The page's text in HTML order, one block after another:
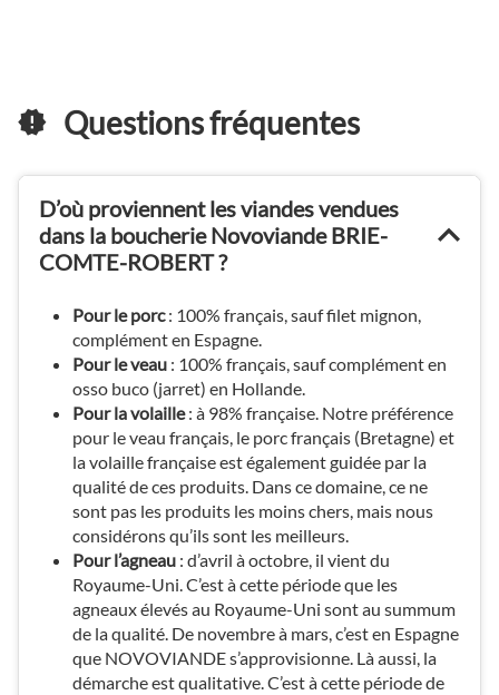
Questions fréquentes
D’où proviennent les viandes vendues
dans la boucherie Novoviande BRIE-
COMTE-ROBERT ?
Pour le porc: 100% français, sauf filet mignon,
complément en Espagne.
Pour le veau : 100% français, sauf complément en
osso buco (jarret) en Hollande.
Pour la volaille: à 98% française. Notre préférence
pour le veau français, le porc français (Bretagne) et
la volaille française est également guidée par la
qualité de ces produits. Dans ce domaine, ce ne
sont pas les produits les moins chers, mais nous
considérons qu’ils sont les meilleurs.
Pour l’agneau : d’avril à octobre, il vient du
Royaume-Uni. C’est à cette période que les
agneaux élevés au Royaume-Uni sont au summum
de la qualité. De novembre à mars, c’est en Espagne
que NOVOVIANDE s’approvisionne. Là aussi, la
démarche est qualitative. C’est à cette période de